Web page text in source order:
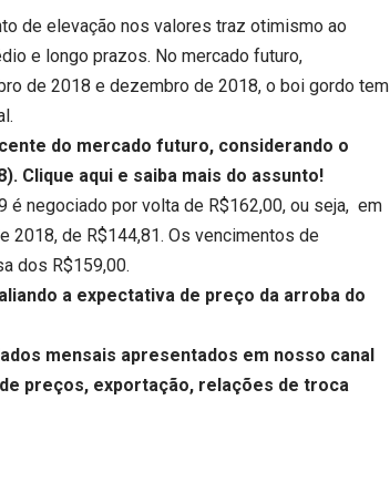
de elevação nos valores traz otimismo ao
e longo prazos. No mercado futuro,
de 2018 e dezembro de 2018, o boi gordo tem
do mercado futuro, considerando o
Clique aqui e saiba mais do assunto!
é negociado por volta de R$162,00, ou seja, em
2018, de R$144,81. Os vencimentos de
dos R$159,00.
a expectativa de preço da arroba do
mensais apresentados em nosso canal
preços, exportação, relações de troca